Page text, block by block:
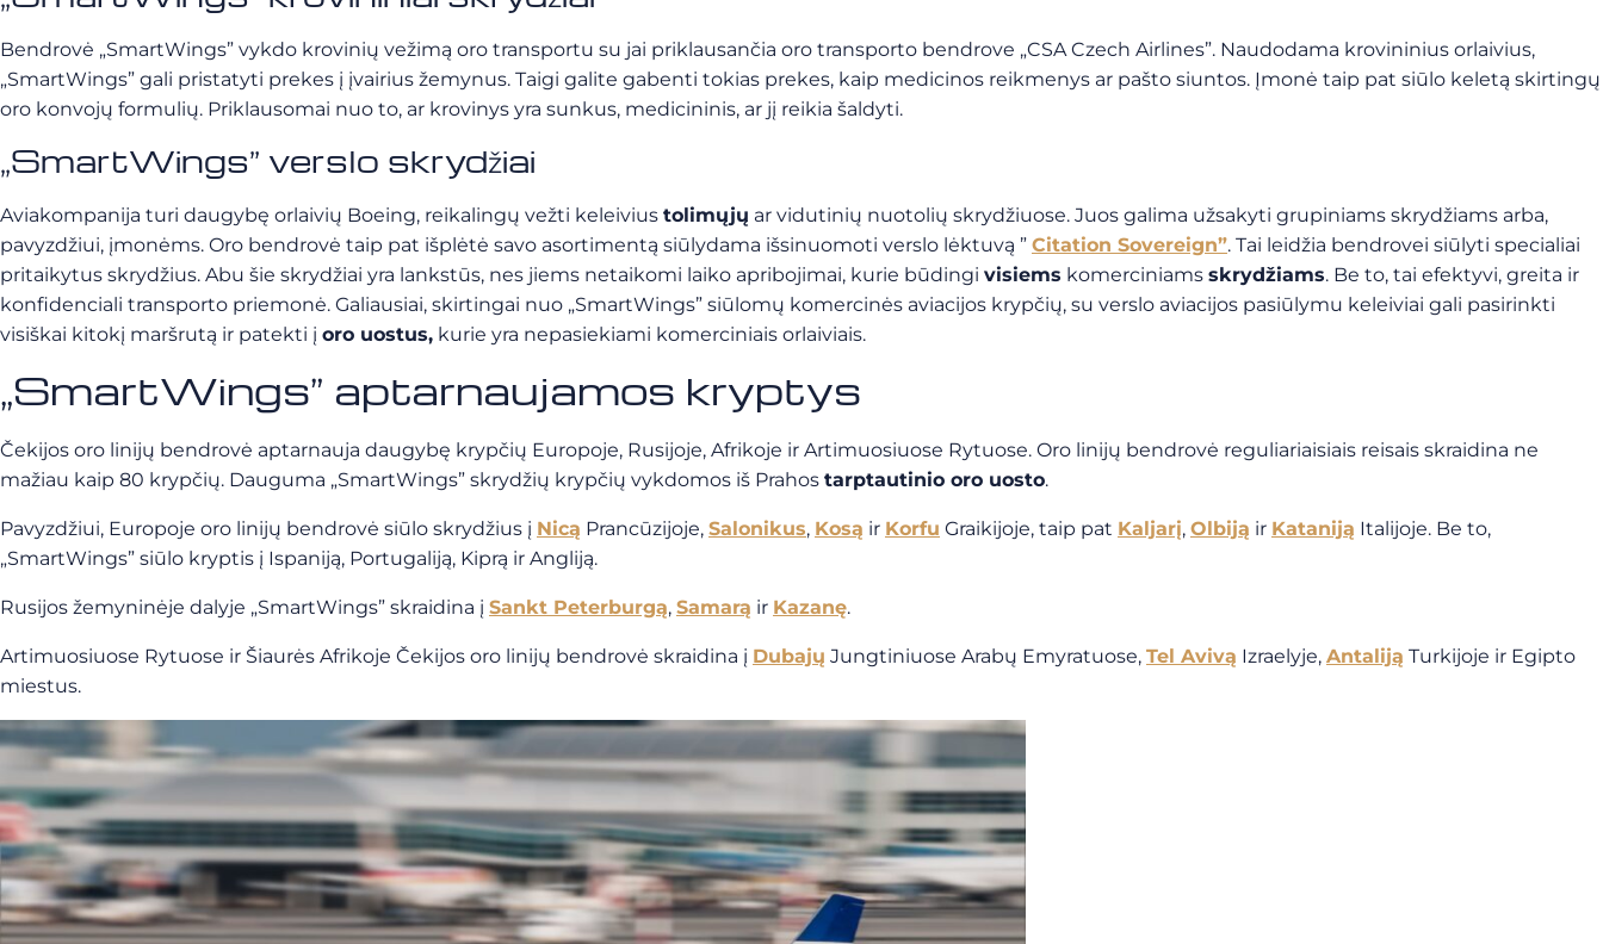
Bendrovė „SmartWings” vykdo krovinių vežimą oro transportu su jai priklausančia oro transporto bendrove „CSA Czech Airlines”. Naudodama krovininius orlaivius,
„SmartWings” gali pristatyti prekes į įvairius žemynus. Taigi galite gabenti tokias prekes, kaip medicinos reikmenys ar pašto siuntos. Įmonė taip pat siūlo keletą skirtingų
oro konvojų formulių. Priklausomai nuo to, ar krovinys yra sunkus, medicininis, ar jį reikia šaldyti.
„SmartWings” verslo skrydžiai
Aviakompanija turi daugybę orlaivių Boeing, reikalingų vežti keleivius tolimųjų ar vidutinių nuotolių skrydžiuose. Juos galima užsakyti grupiniams skrydžiams arba,
pavyzdžiui, įmonėms. Oro bendrovė taip pat išplėtė savo asortimentą siūlydama išsinuomoti verslo lėktuvą ” Citation Sovereign”. Tai leidžia bendrovei siūlyti specialiai
pritaikytus skrydžius. Abu šie skrydžiai yra lankstūs, nes jiems netaikomi laiko apribojimai, kurie būdingi visiems komerciniams skrydžiams. Be to, tai efektyvi, greita ir
konfidenciali transporto priemonė. Galiausiai, skirtingai nuo „SmartWings” siūlomų komercinės aviacijos krypčių, su verslo aviacijos pasiūlymu keleiviai gali pasirinkti
visiškai kitokį maršrutą ir patekti į oro uostus, kurie yra nepasiekiami komerciniais orlaiviais.
„SmartWings” aptarnaujamos kryptys
Čekijos oro linijų bendrovė aptarnauja daugybę krypčių Europoje, Rusijoje, Afrikoje ir Artimuosiuose Rytuose. Oro linijų bendrovė reguliariaisiais reisais skraidina ne
mažiau kaip 80 krypčių. Dauguma „SmartWings” skrydžių krypčių vykdomos iš Prahos tarptautinio oro uosto.
Pavyzdžiui, Europoje oro linijų bendrovė siūlo skrydžius į Nicą Prancūzijoje, Salonikus, Kosą ir Korfu Graikijoje, taip pat Kaljarį, Olbiją ir Kataniją Italijoje. Be to,
„SmartWings” siūlo kryptis į Ispaniją, Portugaliją, Kiprą ir Angliją.
Rusijos žemyninėje dalyje „SmartWings” skraidina į Sankt Peterburgą, Samarą ir Kazanę.
Artimuosiuose Rytuose ir Šiaurės Afrikoje Čekijos oro linijų bendrovė skraidina į Dubajų Jungtiniuose Arabų Emyratuose, Tel Avivą Izraelyje, Antaliją Turkijoje ir Egipto
miestus.